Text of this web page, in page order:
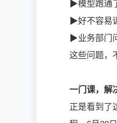
▶模型跑通
▶好不容易
▶业务部门
这些问题，
一门课，解
正是看到了